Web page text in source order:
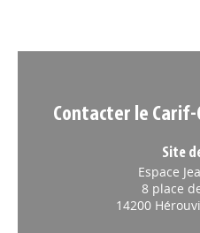
Contacter le
Site
Espace
8 place
14200